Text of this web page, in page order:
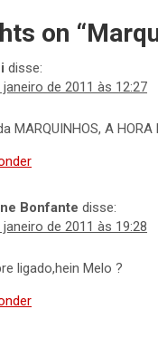
on “
disse:
janeiro de 2011 às 12:27
MARQUINHOS, A HORA
Bonfante disse:
janeiro de 2011 às 19:28
ligado,hein Melo ?